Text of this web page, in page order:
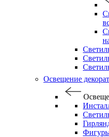
Освещение